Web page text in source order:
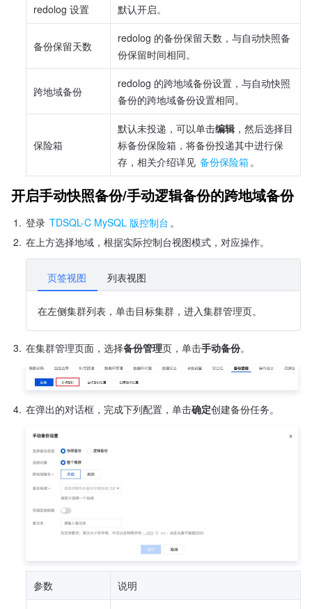
redolog 设置 默认开启。
备份保留天数
redolog 的备份保留天数，与自动快照备
份保留时间相同。
跨地域备份
redolog 的跨地域备份设置，与自动快照
备份的跨地域备份设置相同。
保险箱
默认未投递，可以单击编辑 ，然后选择目
标备份保险箱，将备份投递其中进行保
存，相关介绍详见 备份保险箱 。
开启手动快照备份/手动逻辑备份的跨地域备份
1. 登录 TDSQL-C MySQL 版控制台 。
2. 在上方选择地域，根据实际控制台视图模式，对应操作。
页签视图 列表视图
在左侧集群列表，单击目标集群，进入集群管理页。
3. 在集群管理页面，选择备份管理页，单击手动备份。
4. 在弹出的对话框，完成下列配置，单击确定创建备份任务。
参数 说明